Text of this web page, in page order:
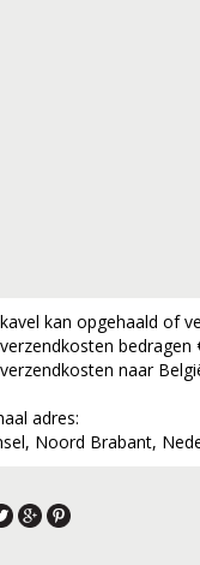
kan opgehaald of
bedragen
naar
adres:
Noord Brabant,